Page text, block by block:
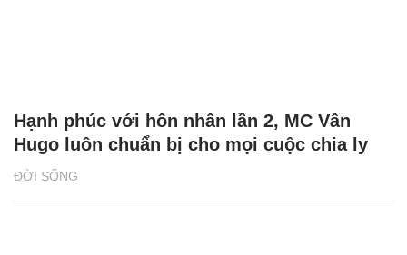
ĐỜI SỐNG
Hạnh phúc với hôn nhân lần 2, MC Vân
Hugo luôn chuẩn bị cho mọi cuộc chia ly